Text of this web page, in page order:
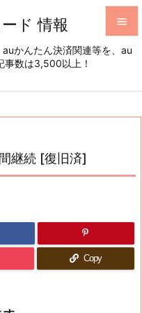
ド 情報
かんたん決済関連等を、au
事数は3,500以上！



継続 [復旧済]
Copy